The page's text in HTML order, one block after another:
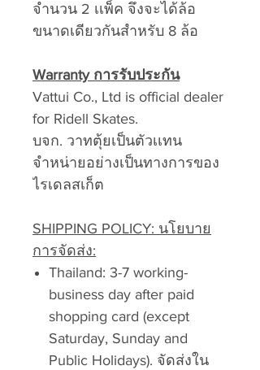
จำนวน 2 เเพ็ค จึงจะได้ล้อ
ขนาดเดียวกันสำหรับ 8 ล้อ
Warranty การรับประกัน
Vattui Co., Ltd is official dealer
for Ridell Skates.
บจก. วาทตุ้ยเป็นตัวเเทน
จำหน่ายอย่างเป็นทางการของ
ไรเดลสเก็ต
SHIPPING POLICY: นโยบาย
การจัดส่ง:
Thailand: 3-7 working-
business day after paid
shopping card (except
Saturday, Sunday and
Public Holidays). จัดส่งใน